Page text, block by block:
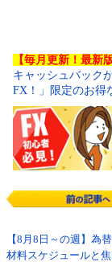
【毎月更新！最新
キャッシュバック
FX！」限定のお得
【8月8日～の週】為
材料スケジュールと